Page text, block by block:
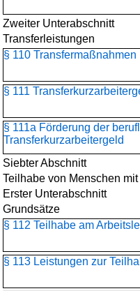
Zweiter Unterabschnitt
Transferleistungen
§ 110 Transfermaßnahmen
§ 111
§ 111a Förderung der
Transferkurzarbeitergeld
Siebter Abschnitt
Teilhabe von Menschen
Erster Unterabschnitt
Grundsätze
§ 112 Teilhabe am
§ 113 Leistungen zur